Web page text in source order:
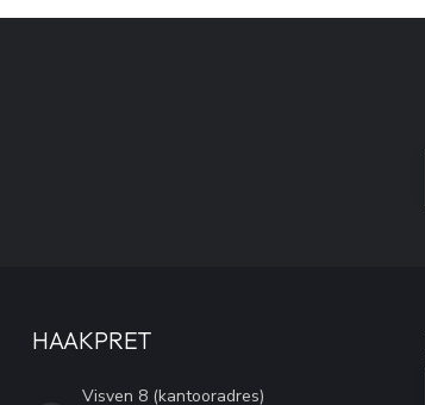
HAAKPRET
Visven 8 (kantooradres)